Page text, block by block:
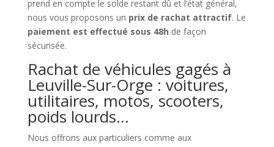
prend en compte le solde restant dû et l’état général,
nous vous proposons un prix de rachat attractif. Le
paiement est effectué sous 48h de façon
sécurisée.
Rachat de véhicules gagés à
Leuville-Sur-Orge : voitures,
utilitaires, motos, scooters,
poids lourds…
Nous offrons aux particuliers comme aux